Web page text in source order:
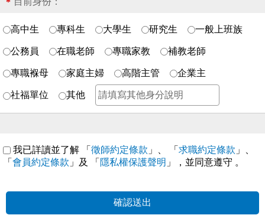
*
高中生 專科生 大學生 研究生 一般上班族
公務員 在職老師 專職家教 補教老師
專職褓母 家庭主婦 高階主管 企業主
社福單位 其他
我已詳讀並了解 「 徵師約定條款 」、 「 求職約定條款 」、
「 會員約定條款 」及 「 隱私權保護聲明 」，並同意遵守 。
確認送出